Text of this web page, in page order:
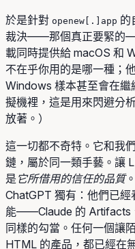
於是針對 openew[.]app 的
裁決——那個真正要緊的
載同時提供給 macOS 和
不在乎你用的是哪一種；
Windows 樣本甚至會在繼
擬機裡，這是用來閃避分
放著。）
這一切都不奇特。它和我
鏈，屬於同一類手藝。讓
是 它所借用的信任的品質
ChatGPT 獨有：他們已
能——Claude 的 Artifacts
同樣的勾當。任何一個讓
HTML 的產品，都已經在